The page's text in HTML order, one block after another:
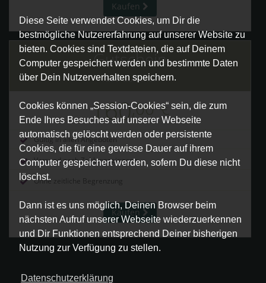
Diese Seite verwendet Cookies, um Dir die
bestmögliche Nutzererfahrung auf unserer Website zu
bieten. Cookies sind Textdateien, die auf Deinem
Computer gespeichert werden und bestimmte Daten
über Dein Nutzerverhalten speichern.
Cookies können „Session-Cookies“ sein, die zum
Ende Ihres Besuches auf unserer Webseite
automatisch gelöscht werden oder persistente
Cookies, die für eine gewisse Dauer auf ihrem
Computer gespeichert werden, sofern Du diese nicht
löschst.
Dann ist es uns möglich, Deinen Browser beim
nächsten Aufruf unserer Webseite wiederzuerkennen
und Dir Funktionen entsprechend Deiner bisherigen
Nutzung zur Verfügung zu stellen.
Datenschutzerklärung
Kaufen
Gutschein
160€ Gutschein
160,00 €
Gültig in allen Angeboten
Versand nach Zahlungseingang
Ohne zeitliche Begrenzung
Kaufen